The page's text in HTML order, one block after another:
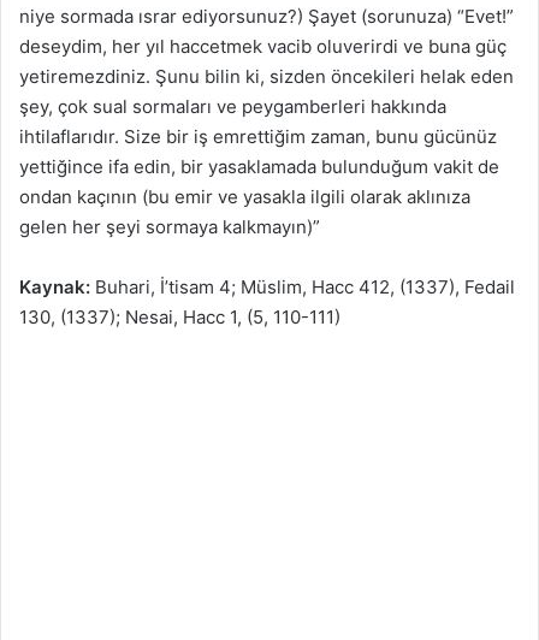
niye sormada ısrar ediyorsunuz?) Şayet (sorunuza) “Evet!”
deseydim, her yıl haccetmek vacib oluverirdi ve buna güç
yetiremezdiniz. Şunu bilin ki, sizden öncekileri helak eden
şey, çok sual sormaları ve peygamberleri hakkında
ihtilaflarıdır. Size bir iş emrettiğim zaman, bunu gücünüz
yettiğince ifa edin, bir yasaklamada bulunduğum vakit de
ondan kaçının (bu emir ve yasakla ilgili olarak aklınıza
gelen her şeyi sormaya kalkmayın)”
Kaynak: Buhari, İ’tisam 4; Müslim, Hacc 412, (1337), Fedail
130, (1337); Nesai, Hacc 1, (5, 110-111)